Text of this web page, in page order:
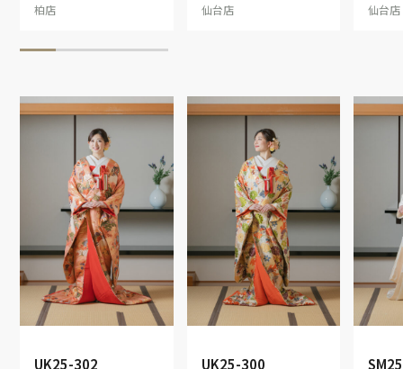
柏店 仙台店 仙台店
UK25-302 UK25-300